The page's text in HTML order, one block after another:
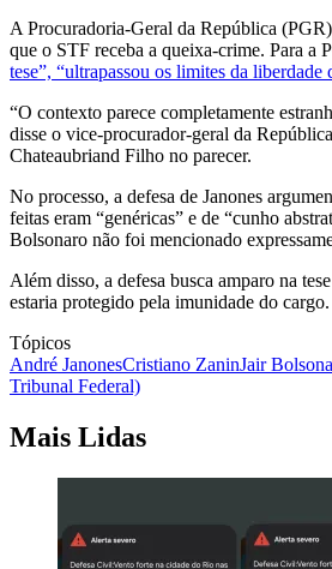
A Procuradoria-Geral da República
que o STF receba a queixa-crime. Para a
tese”, “ultrapassou os limites da liberdade
“O contexto parece completamente
disse o vice-procurador-geral da
Chateaubriand Filho no parecer.
No processo, a defesa de Janones
feitas eram “genéricas” e de “cunho
Bolsonaro não foi mencionado
Além disso, a defesa busca amparo na
estaria protegido pela imunidade do cargo.
Tópicos
André JanonesCristiano ZaninJair
Tribunal Federal)
Mais Lidas